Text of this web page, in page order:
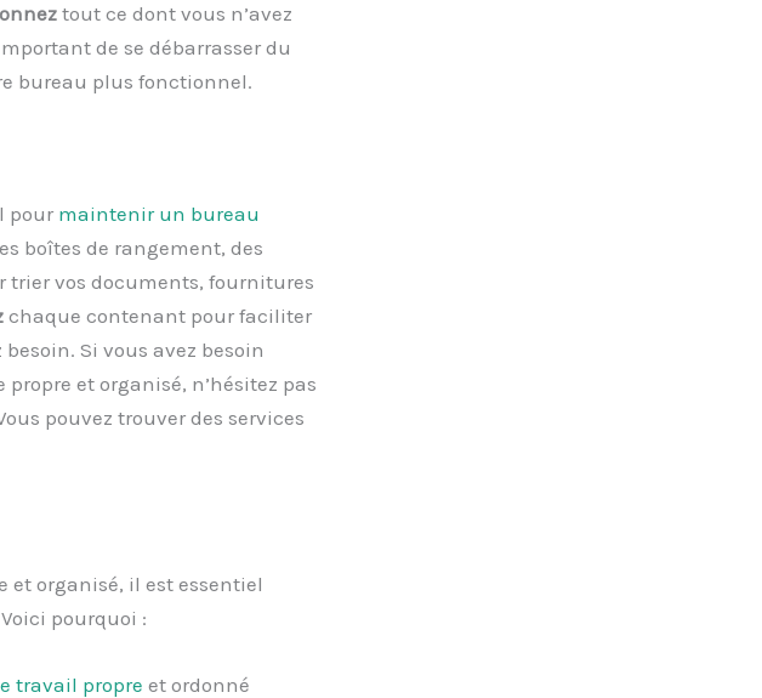
tout ce dont vous n’avez
de se débarrasser du
bureau plus fonctionnel.
pour maintenir un bureau
boîtes de rangement, des
trier vos documents, fournitures
chaque contenant pour faciliter
Si vous avez besoin
et organisé, n’hésitez pas
pouvez trouver des services
organisé, il est essentiel
pourquoi :
travail propre et ordonné